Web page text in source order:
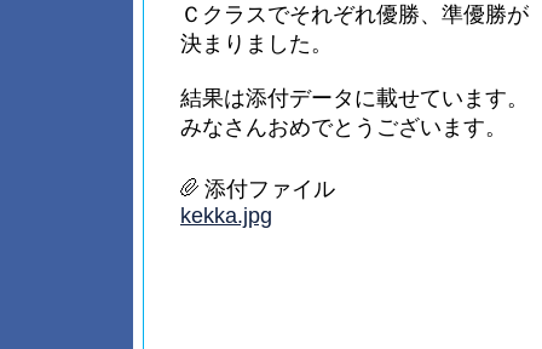
Ｃクラスでそれぞれ優勝、準優勝が
決まりました。
結果は添付データに載せています。
みなさんおめでとうございます。
添付ファイル
kekka.jpg